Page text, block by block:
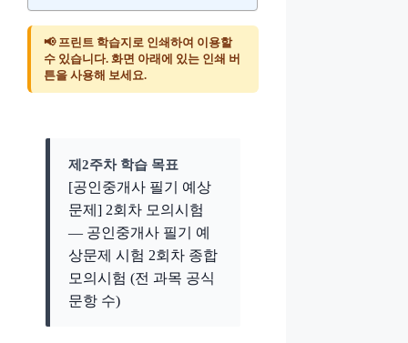
📢 프린트 학습지로 인쇄하여 이용할
수 있습니다. 화면 아래에 있는 인쇄 버
튼을 사용해 보세요.
제2주차 학습 목표
[공인중개사 필기 예상
문제] 2회차 모의시험
— 공인중개사 필기 예
상문제 시험 2회차 종합
모의시험 (전 과목 공식
문항 수)